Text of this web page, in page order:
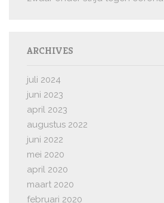
ARCHIVES
juli 2024
juni 2023
april 2023
augustus 2022
juni 2022
mei 2020
april 2020
maart 2020
februari 2020